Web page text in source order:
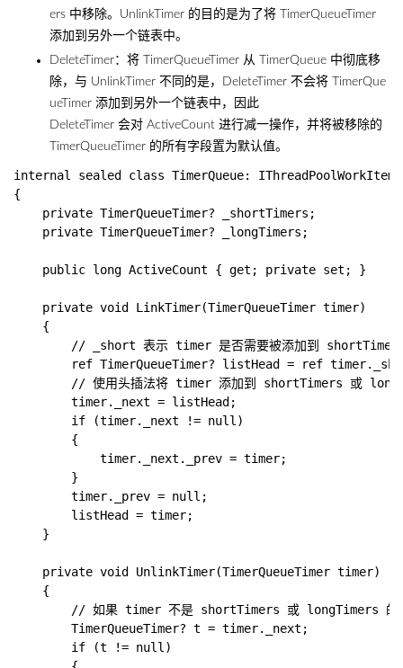
ers 中移除。UnlinkTimer 的目的是为了将 TimerQueueTimer
添加到另外一个链表中。
DeleteTimer：将 TimerQueueTimer 从 TimerQueue 中彻底移
除，与 UnlinkTimer 不同的是，DeleteTimer 不会将 TimerQue
ueTimer 添加到另外一个链表中，因此
DeleteTimer 会对 ActiveCount 进行减一操作，并将被移除的
TimerQueueTimer 的所有字段置为默认值。
internal sealed class TimerQueue: IThreadPoolWorkItem
{
    private TimerQueueTimer? _shortTimers;
    private TimerQueueTimer? _longTimers;
    public long ActiveCount { get; private set; }
    private void LinkTimer(TimerQueueTimer timer)
    {
// _short 表示 timer 是否需要被添加到
ref TimerQueueTimer? listHead = ref
// 使用头插法将 timer 添加到 shortTimers 或
        timer._next = listHead;
        if (timer._next != null)
        {
            timer._next._prev = timer;
        }
        timer._prev = null;
        listHead = timer;
    }
    private void UnlinkTimer(TimerQueueTimer timer)
    {
// 如果 timer 不是 shortTimers 或 longTimers 的
        TimerQueueTimer? t = timer._next;
        if (t != null)